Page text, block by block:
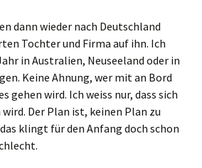
dann wieder nach Deutschland
Tochter und Firma auf ihn. Ich
in Australien, Neuseeland oder in
Keine Ahnung, wer mit an Bord
gehen wird. Ich weiss nur, dass sich
Der Plan ist, keinen Plan zu
klingt für den Anfang doch schon